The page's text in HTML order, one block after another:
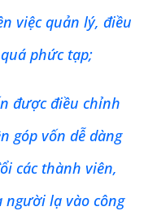
việc quản lý, điều
phức tạp;
được điều chỉnh
góp vốn dễ dàng
các thành viên,
người lạ vào công